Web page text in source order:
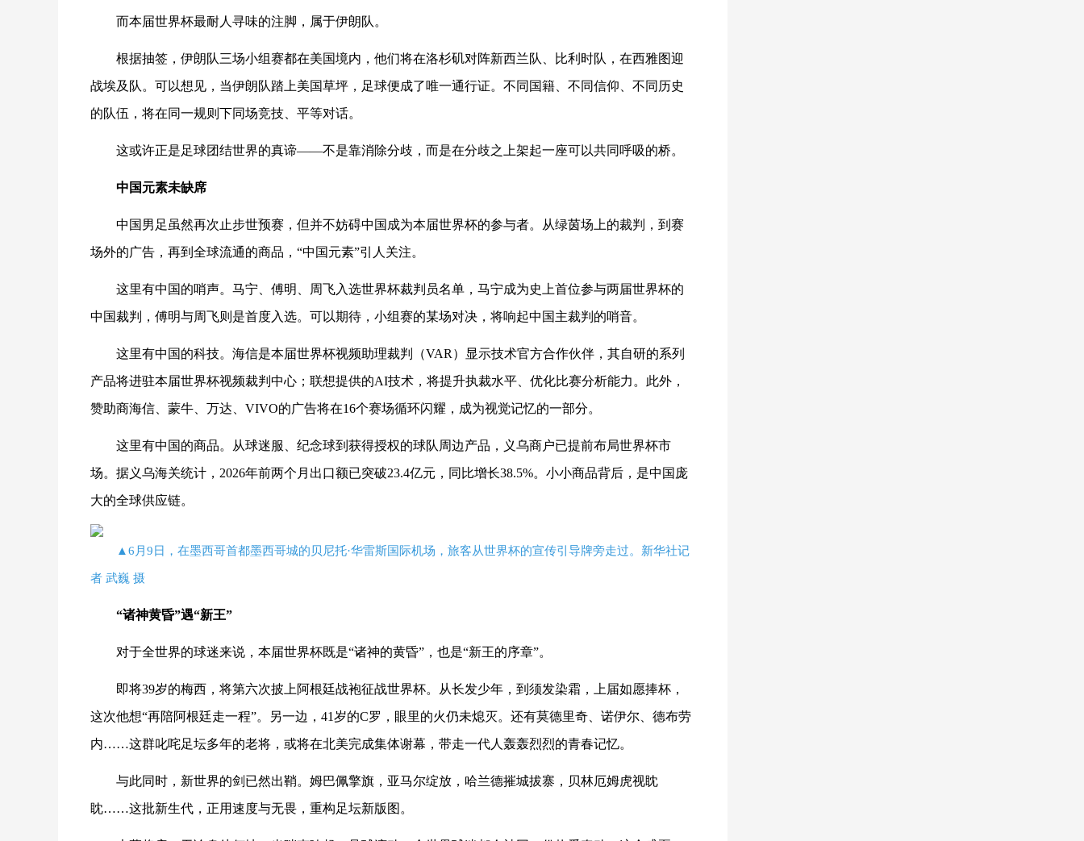
而本届世界杯最耐人寻味的注脚，属于伊朗队。
根据抽签，伊朗队三场小组赛都在美国境内，他们将在洛杉矶对阵新西兰队、比利时队，在西雅图迎
战埃及队。可以想见，当伊朗队踏上美国草坪，足球便成了唯一通行证。不同国籍、不同信仰、不同历史
的队伍，将在同一规则下同场竞技、平等对话。
这或许正是足球团结世界的真谛——不是靠消除分歧，而是在分歧之上架起一座可以共同呼吸的桥。
中国元素未缺席
中国男足虽然再次止步世预赛，但并不妨碍中国成为本届世界杯的参与者。从绿茵场上的裁判，到赛
场外的广告，再到全球流通的商品，“中国元素”引人关注。
这里有中国的哨声。马宁、傅明、周飞入选世界杯裁判员名单，马宁成为史上首位参与两届世界杯的
中国裁判，傅明与周飞则是首度入选。可以期待，小组赛的某场对决，将响起中国主裁判的哨音。
这里有中国的科技。海信是本届世界杯视频助理裁判（VAR）显示技术官方合作伙伴，其自研的系列
产品将进驻本届世界杯视频裁判中心；联想提供的AI技术，将提升执裁水平、优化比赛分析能力。此外，
赞助商海信、蒙牛、万达、VIVO的广告将在16个赛场循环闪耀，成为视觉记忆的一部分。
这里有中国的商品。从球迷服、纪念球到获得授权的球队周边产品，义乌商户已提前布局世界杯市
场。据义乌海关统计，2026年前两个月出口额已突破23.4亿元，同比增长38.5%。小小商品背后，是中国庞
大的全球供应链。
▲6月9日，在墨西哥首都墨西哥城的贝尼托·华雷斯国际机场，旅客从世界杯的宣传引导牌旁走过。新华社记
者 武巍 摄
“诸神黄昏”遇“新王”
对于全世界的球迷来说，本届世界杯既是“诸神的黄昏”，也是“新王的序章”。
即将39岁的梅西，将第六次披上阿根廷战袍征战世界杯。从长发少年，到须发染霜，上届如愿捧杯，
这次他想“再陪阿根廷走一程”。另一边，41岁的C罗，眼里的火仍未熄灭。还有莫德里奇、诺伊尔、德布劳
内……这群叱咤足坛多年的老将，或将在北美完成集体谢幕，带走一代人轰轰烈烈的青春记忆。
与此同时，新世界的剑已然出鞘。姆巴佩擎旗，亚马尔绽放，哈兰德摧城拔寨，贝林厄姆虎视眈
眈……这批新生代，正用速度与无畏，重构足坛新版图。